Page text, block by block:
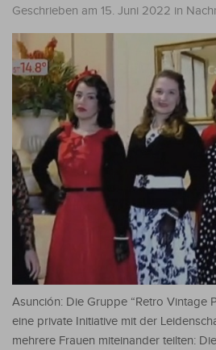
Geschrieben am 15. Juni 2022 in
Asunción: Die Gruppe “Retro Vintage
eine private Initiative mit der
mehrere Frauen miteinander teilten: